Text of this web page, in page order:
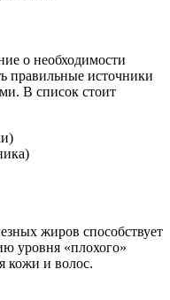
о необходимости
правильные источники
В список стоит
жиров способствует
уровня «плохого»
кожи и волос.